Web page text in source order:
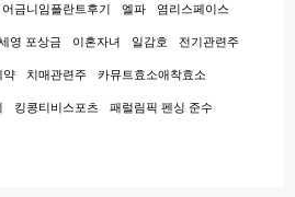
어금니임플란트후기 엘파 염리스페이스
영 포상금 이혼자녀 일감호 전기관련주
약 치매관련주 카뮤트효소애착효소
킹콩티비스포츠 패럴림픽 펜싱 준수